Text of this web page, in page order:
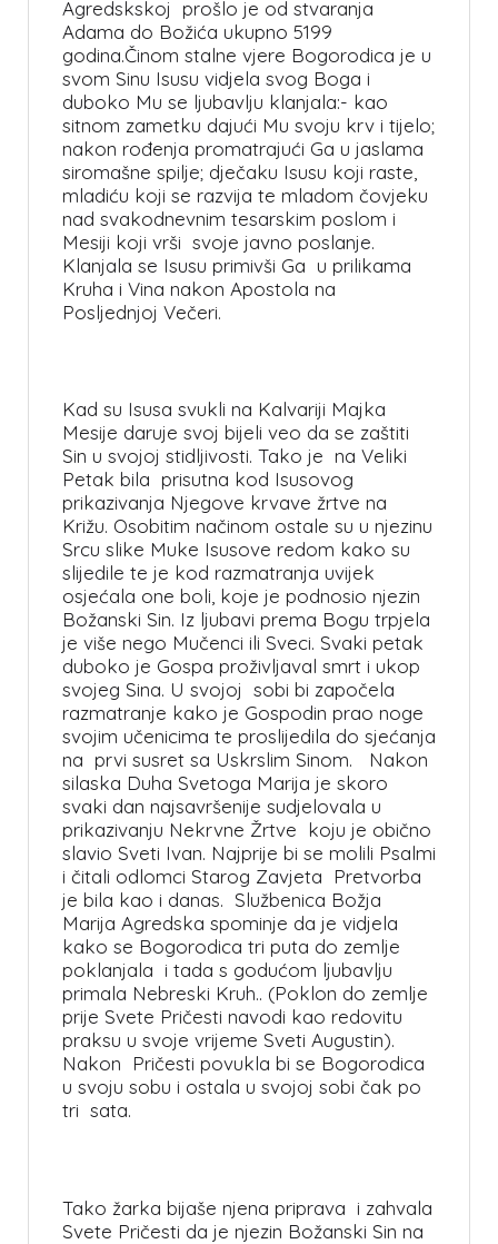
Agredskskoj prošlo je od stvaranja
Adama do Božića ukupno 5199
godina.Činom stalne vjere Bogorodica je u
svom Sinu Isusu vidjela svog Boga i
duboko Mu se ljubavlju klanjala:- kao
sitnom zametku dajući Mu svoju krv i tijelo;
nakon rođenja promatrajući Ga u jaslama
siromašne spilje; dječaku Isusu koji raste,
mladiću koji se razvija te mladom čovjeku
nad svakodnevnim tesarskim poslom i
Mesiji koji vrši svoje javno poslanje.
Klanjala se Isusu primivši Ga u prilikama
Kruha i Vina nakon Apostola na
Posljednjoj Večeri.
Kad su Isusa svukli na Kalvariji Majka
Mesije daruje svoj bijeli veo da se zaštiti
Sin u svojoj stidljivosti. Tako je na Veliki
Petak bila prisutna kod Isusovog
prikazivanja Njegove krvave žrtve na
Križu. Osobitim načinom ostale su u njezinu
Srcu slike Muke Isusove redom kako su
slijedile te je kod razmatranja uvijek
osjećala one boli, koje je podnosio njezin
Božanski Sin. Iz ljubavi prema Bogu trpjela
je više nego Mučenci ili Sveci. Svaki petak
duboko je Gospa proživljaval smrt i ukop
svojeg Sina. U svojoj sobi bi započela
razmatranje kako je Gospodin prao noge
svojim učenicima te proslijedila do sjećanja
na prvi susret sa Uskrslim Sinom. Nakon
silaska Duha Svetoga Marija je skoro
svaki dan najsavršenije sudjelovala u
prikazivanju Nekrvne Žrtve koju je obično
slavio Sveti Ivan. Najprije bi se molili Psalmi
i čitali odlomci Starog Zavjeta Pretvorba
je bila kao i danas. Službenica Božja
Marija Agredska spominje da je vidjela
kako se Bogorodica tri puta do zemlje
poklanjala i tada s godućom ljubavlju
primala Nebreski Kruh.. (Poklon do zemlje
prije Svete Pričesti navodi kao redovitu
praksu u svoje vrijeme Sveti Augustin).
Nakon Pričesti povukla bi se Bogorodica
u svoju sobu i ostala u svojoj sobi čak po
tri sata.
Tako žarka bijaše njena priprava i zahvala
Svete Pričesti da je njezin Božanski Sin na